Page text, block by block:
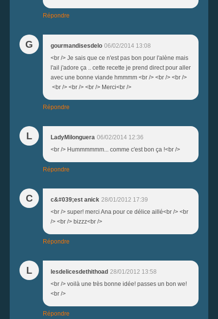
Répondre
G gourmandisesdelo 06/02/2014 13:08
<br /> Je sais que ce n'est pas bon pour l'alène mais
l'ail j'adore ça .. cette recette je prend direct pour aller
avec une bonne viande hmmmm <br /> <br /> <br />
<br /> <br /> <br /> Merci<br />
Répondre
L LadyMilonguera 06/02/2014 12:36
<br /> Hummmmmm... comme c'est bon ça !<br />
Répondre
C c&#039;est anick 28/01/2012 17:39
<br /> super! merci Ana pour ce délice aillé<br /> <br
/> <br /> bizzz<br />
Répondre
L lesdelicesdethithoad 28/01/2012 13:58
<br /> voilà une très bonne idée! passes un bon we!
<br />
Répondre